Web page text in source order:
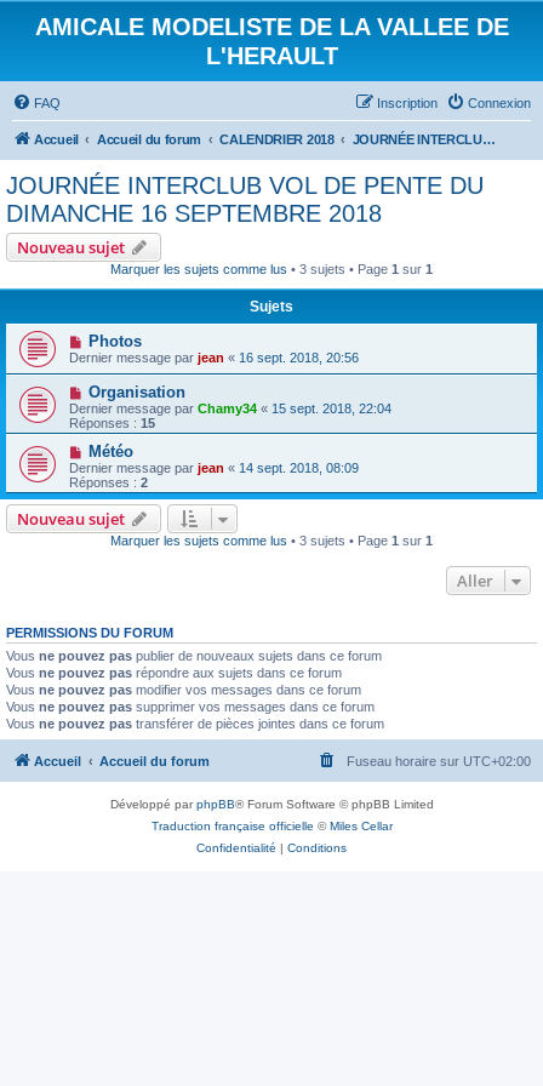
AMICALE MODELISTE DE LA VALLEE DE
L'HERAULT
FAQ Connexion
Inscription
Accueil Accueil du forum CALENDRIER 2018 JOURNÉE INTERCLUB VOL DE PENTE DU DIMANCHE 16 SEPTEMBRE 2018
JOURNÉE INTERCLUB VOL DE PENTE DU
DIMANCHE 16 SEPTEMBRE 2018
Nouveau sujet
Marquer les sujets comme lus • 3 sujets • Page 1 sur 1
Sujets
Photos
Dernier message par jean « 16 sept. 2018, 20:56
Organisation
Dernier message par Chamy34 « 15 sept. 2018, 22:04
Réponses : 15
Météo
Dernier message par jean « 14 sept. 2018, 08:09
Réponses : 2
Nouveau sujet
Marquer les sujets comme lus • 3 sujets • Page 1 sur 1
Aller
PERMISSIONS DU FORUM
Vous ne pouvez pas publier de nouveaux sujets dans ce forum
Vous ne pouvez pas répondre aux sujets dans ce forum
Vous ne pouvez pas modifier vos messages dans ce forum
Vous ne pouvez pas supprimer vos messages dans ce forum
Vous ne pouvez pas transférer de pièces jointes dans ce forum
Accueil Accueil du forum Fuseau horaire sur UTC+02:00
Développé parphpBB® Forum Software © phpBB Limited
Traduction française officielle ©Miles Cellar
Confidentialité | Conditions